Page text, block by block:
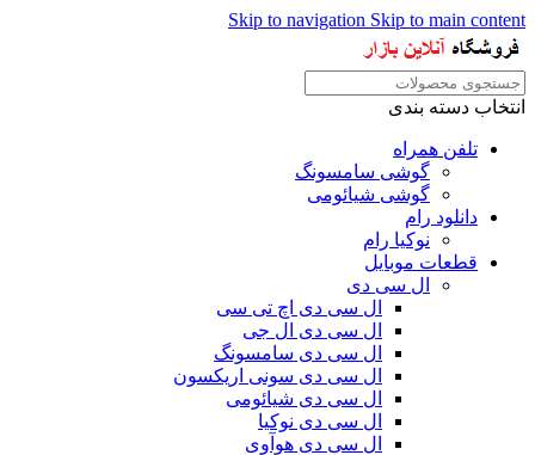
Skip to navigation Skip to main content
انتخاب دسته بندی
تلفن همراه
گوشی سامسونگ
گوشی شیائومی
دانلود رام
نوکیا رام
قطعات موبایل
ال سی دی
ال سی دی اچ تی سی
ال سی دی ال جی
ال سی دی سامسونگ
ال سی دی سونی اریکسون
ال سی دی شیائومی
ال سی دی نوکیا
ال سی دی هوآوی